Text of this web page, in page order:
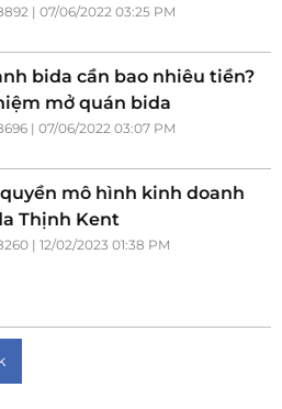
| 07/06/2022 03:25 PM
bida cần bao nhiêu tiền?
mở quán bida
| 07/06/2022 03:07 PM
mô hình kinh doanh
Thịnh Kent
| 12/02/2023 01:38 PM